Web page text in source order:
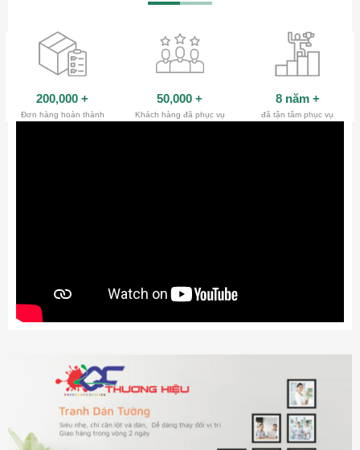
200,000 +
Đơn hàng hoàn thành
50,000 +
Khách hàng đã phục vụ
8 năm +
đã tận tâm phục vụ